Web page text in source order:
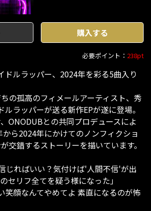
購入する
必要ポイント： 238pt
ドルラッパー、2024年を彩る5曲入り
の孤高のフィメールアーティスト、秀
ルラッパーが送る新作EPが遂に登場。
ONODUBとの共同プロデュースによ
ら2024年にかけてのノンフィクショ
交錯するストーリーを描いています。
ればいい？気付けば'人間不信'が出
セリフ全てを疑う様になった」
顔なんてやめてよ 素直になるのが怖